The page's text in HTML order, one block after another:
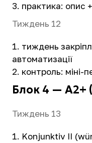
практика: опис
Тиждень 12
тиждень
автоматизації
контроль: міні-
Блок 4 — A2+
Тиждень 13
Konjunktiv II